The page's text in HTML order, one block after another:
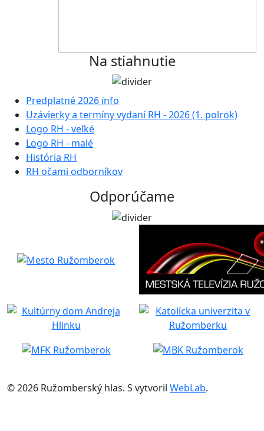
Na stiahnutie
Predplatné 2026 info
Uzávierky a termíny vydaní RH - 2026 (1. polrok)
Logo RH - veľké
Logo RH - malé
História RH
RH očami odborníkov
Odporúčame
© 2026 Ružomberský hlas. S vytvoril WebLab.